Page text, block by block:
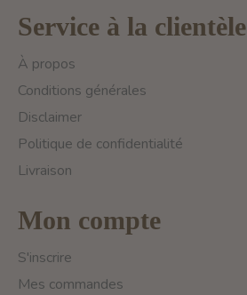
Service à la clientèle
À propos
Conditions générales
Disclaimer
Politique de confidentialité
Livraison
Mon compte
S'inscrire
Mes commandes